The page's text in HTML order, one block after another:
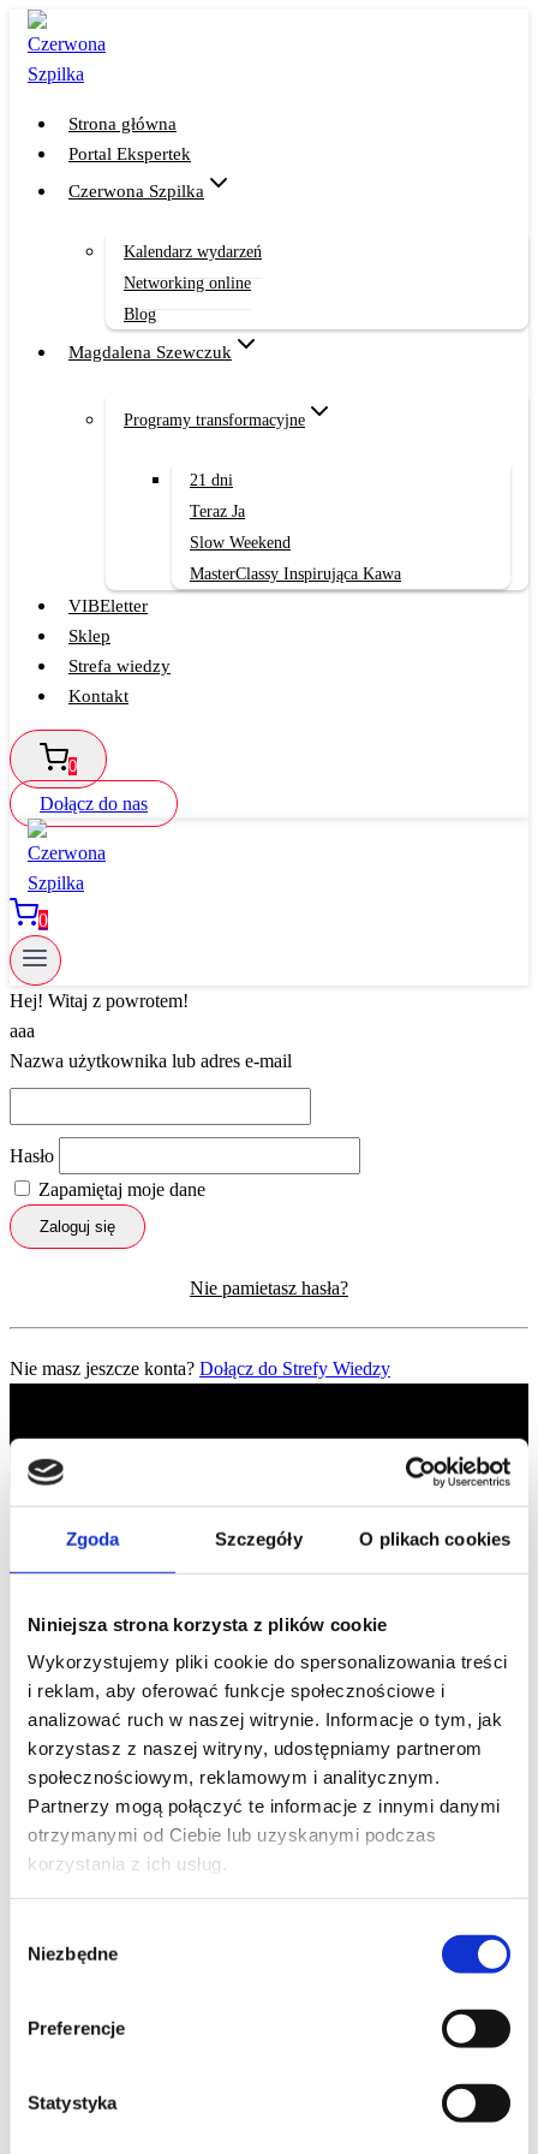
Zgoda Szczegóły O plikach cookies
Niniejsza strona korzysta z plików cookie
Wykorzystujemy pliki cookie do spersonalizowania treści
i reklam, aby oferować funkcje społecznościowe i
analizować ruch w naszej witrynie. Informacje o tym, jak
korzystasz z naszej witryny, udostępniamy partnerom
społecznościowym, reklamowym i analitycznym.
Partnerzy mogą połączyć te informacje z innymi danymi
otrzymanymi od Ciebie lub uzyskanymi podczas
korzystania z ich usług.
zgody
Niezbędne
Preferencje
Statystyka
Przejdź
treści
Strona główna
Portal Ekspertek
Czerwona Szpilka
Kalendarz wydarzeń
Networking online
Blog
Magdalena Szewczuk
Programy transformacyjne
21 dni
Teraz Ja
Slow Weekend
MasterClassy Inspirująca Kawa
VIBEletter
Sklep
Strefa wiedzy
Kontakt
0
Dołącz do nas
0
Hej! Witaj z powrotem!
aaa
Nazwa użytkownika lub adres e-mail
Hasło
Zapamiętaj moje dane
Zaloguj się
Nie pamietasz hasła?
Nie masz jeszcze konta? Dołącz do Strefy Wiedzy
Szpilka
Profil tiktok Czerwona Szpilka
Profil youtube Czerwona
Szpilka
Kontakt
kontakt@czerwonaszpilka.pl